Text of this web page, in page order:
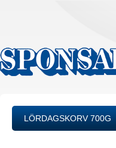
LÖRDAGSKORV 700G